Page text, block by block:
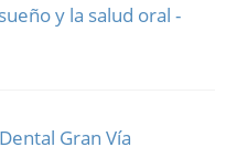
y la salud oral -
Gran Vía